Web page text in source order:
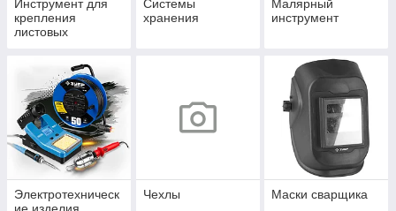
Инструмент для
крепления
листовых
Системы
хранения
Малярный
инструмент
Электротехническ
Чехлы Маски сварщика